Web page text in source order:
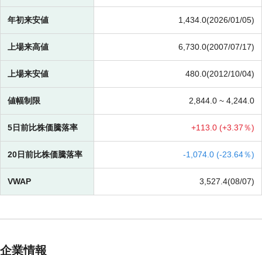
年初来安値 1,434.0(2026/01/05)
上場来高値 6,730.0(2007/07/17)
上場来安値 480.0(2012/10/04)
値幅制限 2,844.0 ~ 4,244.0
5日前比株価騰落率 +113.0 (+3.37％)
20日前比株価騰落率 -1,074.0 (-23.64％)
VWAP 3,527.4(08/07)
企業情報